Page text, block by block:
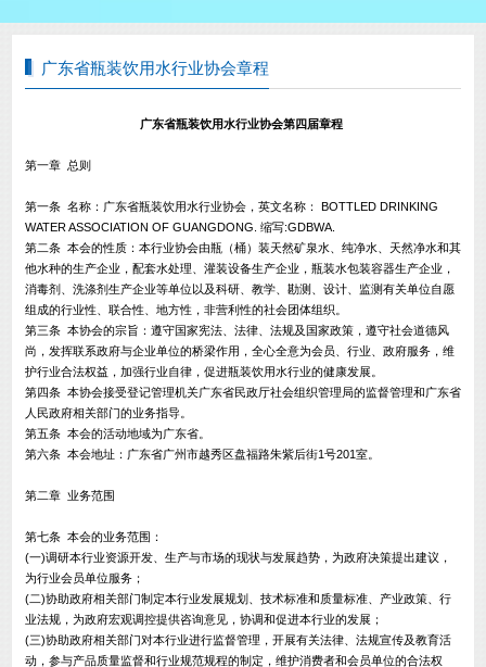
广东省瓶装饮用水行业协会章程
广东省瓶装饮用水行业协会第四届章程
第一章 总则
第一条 名称：广东省瓶装饮用水行业协会，英文名称： BOTTLED DRINKING
WATER ASSOCIATION OF GUANGDONG. 缩写:GDBWA.
第二条 本会的性质：本行业协会由瓶（桶）装天然矿泉水、纯净水、天然净水和其
他水种的生产企业，配套水处理、灌装设备生产企业，瓶装水包装容器生产企业，
消毒剂、洗涤剂生产企业等单位以及科研、教学、勘测、设计、监测有关单位自愿
组成的行业性、联合性、地方性，非营利性的社会团体组织。
第三条 本协会的宗旨：遵守国家宪法、法律、法规及国家政策，遵守社会道德风
尚，发挥联系政府与企业单位的桥梁作用，全心全意为会员、行业、政府服务，维
护行业合法权益，加强行业自律，促进瓶装饮用水行业的健康发展。
第四条 本协会接受登记管理机关广东省民政厅社会组织管理局的监督管理和广东省
人民政府相关部门的业务指导。
第五条 本会的活动地域为广东省。
第六条 本会地址：广东省广州市越秀区盘福路朱紫后街1号201室。
第二章 业务范围
第七条 本会的业务范围：
(一)调研本行业资源开发、生产与市场的现状与发展趋势，为政府决策提出建议，
为行业会员单位服务；
(二)协助政府相关部门制定本行业发展规划、技术标准和质量标准、产业政策、行
业法规，为政府宏观调控提供咨询意见，协调和促进本行业的发展；
(三)协助政府相关部门对本行业进行监督管理，开展有关法律、法规宣传及教育活
动，参与产品质量监督和行业规范规程的制定，维护消费者和会员单位的合法权